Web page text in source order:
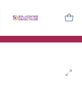
aulas, terapeutas y